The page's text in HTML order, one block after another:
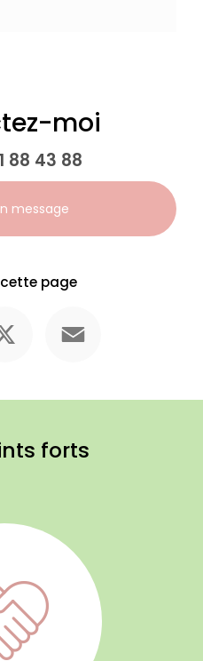
moi
88 43 88
message
page
forts